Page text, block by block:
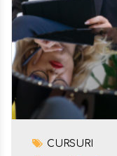
CURSURI